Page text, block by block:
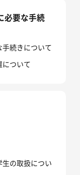
必要な手続
続きについて
について
の取扱につい